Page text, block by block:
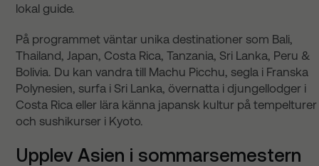
lokal guide.
På programmet väntar unika destinationer som Bali,
Thailand, Japan, Costa Rica, Tanzania, Sri Lanka, Peru &
Bolivia. Du kan vandra till Machu Picchu, segla i Franska
Polynesien, surfa i Sri Lanka, övernatta i djungellodger i
Costa Rica eller lära känna japansk kultur på tempelturer
och sushikurser i Kyoto.
Upplev Asien i sommarsemestern